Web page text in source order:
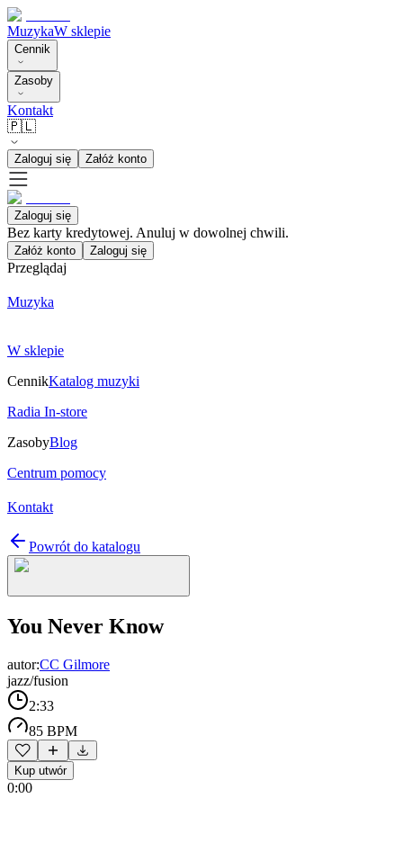
MuzykaW sklepie
Cennik
Zasoby
Kontakt
🇵🇱
Zaloguj się Załóż konto
Zaloguj się
Bez karty kredytowej. Anuluj w dowolnej chwili.
Załóż konto Zaloguj się
Przeglądaj
Muzyka
W sklepie
CennikKatalog muzyki
Radia In-store
ZasobyBlog
Centrum pomocy
Kontakt
Powrót do katalogu
You Never Know
autor:CC Gilmore
jazz/fusion
2:33
85 BPM
Kup utwór
0:00